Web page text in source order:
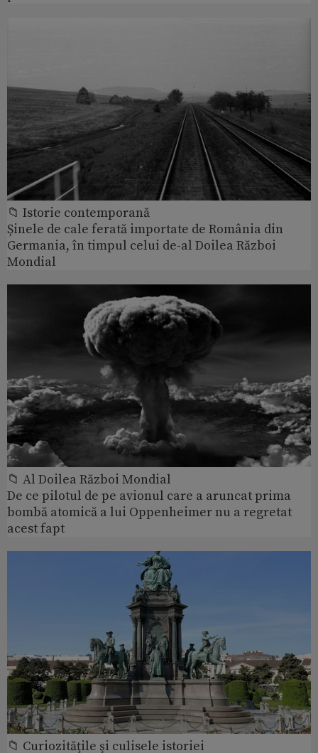
📁 Istorie contemporană
Șinele de cale ferată importate de România din
Germania, în timpul celui de-al Doilea Război
Mondial
📁 Al Doilea Război Mondial
De ce pilotul de pe avionul care a aruncat prima
bombă atomică a lui Oppenheimer nu a regretat
acest fapt
📁 Curiozităţile şi culisele istoriei